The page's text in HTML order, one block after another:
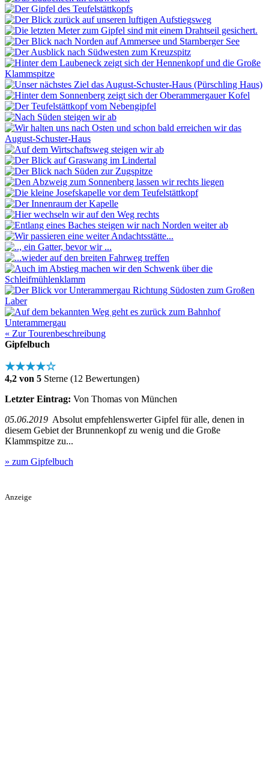
« Zur Tourenbeschreibung
Gipfelbuch
★★★★☆
4,2 von 5 Sterne (12 Bewertungen)
Letzter Eintrag: Von Thomas von München
05.06.2019 Absolut empfehlenswerter Gipfel für alle, denen in
diesem Gebiet der Brunnenkopf zu wenig und die Große
Klammspitze zu...
» zum Gipfelbuch
Anzeige